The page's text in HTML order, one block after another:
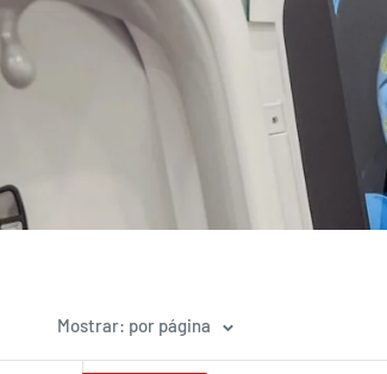
Mostrar: por página